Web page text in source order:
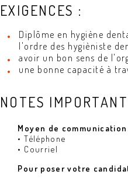
EXIGENCES :
Diplôme en hygiène
l'ordre des hygièniste
avoir un bon sens de
une bonne capacité à
NOTES
Moyen de communication
• Téléphone
• Courriel
Pour poser votre